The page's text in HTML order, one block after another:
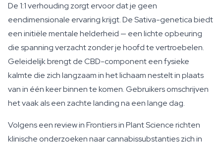
De 1:1 verhouding zorgt ervoor dat je geen
eendimensionale ervaring krijgt. De Sativa-genetica biedt
een initiële mentale helderheid — een lichte opbeuring
die spanning verzacht zonder je hoofd te vertroebelen.
Geleidelijk brengt de CBD-component een fysieke
kalmte die zich langzaam in het lichaam nestelt in plaats
van in één keer binnen te komen. Gebruikers omschrijven
het vaak als een zachte landing na een lange dag.
Volgens een review in Frontiers in Plant Science richten
klinische onderzoeken naar cannabissubstanties zich in